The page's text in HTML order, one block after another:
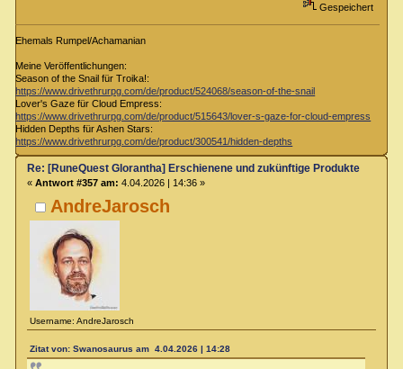
Gespeichert
Ehemals Rumpel/Achamanian
Meine Veröffentlichungen:
Season of the Snail für Troika!:
https://www.drivethrurpg.com/de/product/524068/season-of-the-snail
Lover's Gaze für Cloud Empress:
https://www.drivethrurpg.com/de/product/515643/lover-s-gaze-for-cloud-empress
Hidden Depths für Ashen Stars:
https://www.drivethrurpg.com/de/product/300541/hidden-depths
AndreJarosch
Username: AndreJarosch
Re: [RuneQuest Glorantha] Erschienene und zukünftige Produkte
« Antwort #357 am: 4.04.2026 | 14:36 »
Zitat von: Swanosaurus am 4.04.2026 | 14:28